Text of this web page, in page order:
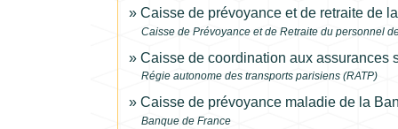
Caisse de prévoyance et de retraite de
Caisse de Prévoyance et de Retraite du personnel
Caisse de coordination aux assurances
Régie autonome des transports parisiens (RATP)
Caisse de prévoyance maladie de la
Banque de France